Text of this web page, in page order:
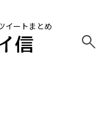
イートまとめ